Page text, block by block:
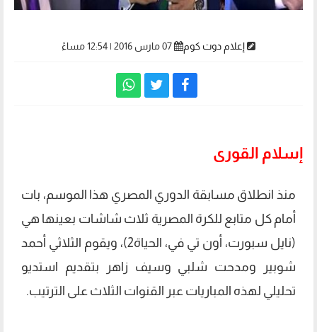
إعلام دوت كوم
إسلام القورى
منذ انطلاق مسابقة الدوري المصري هذا الموسم، بات
أمام كل متابع للكرة المصرية ثلاث شاشات بعينها هي
(نايل سبورت، أون تي في، الحياة2)، ويقوم الثلاثي أحمد
شوبير ومدحت شلبي وسيف زاهر بتقديم استديو
تحليلي لهذه المباريات عبر القنوات الثلاث على الترتيب.